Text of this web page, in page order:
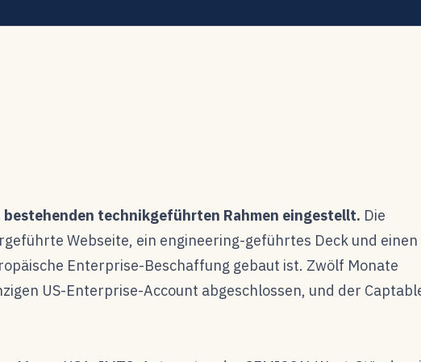
bestehenden technikgeführten Rahmen eingestellt. Die
Webseite, ein engineering-geführtes Deck und einen
Enterprise-Beschaffung gebaut ist. Zwölf Monate
US-Enterprise-Account abgeschlossen, und der